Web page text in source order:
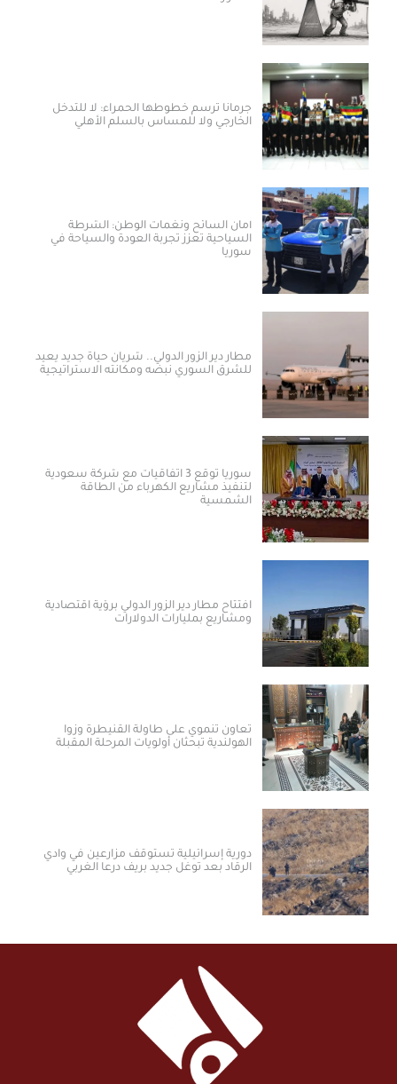
جرمانا ترسم خطوطها الحمراء: لا للتدخل
الخارجي ولا للمساس بالسلم الأهلي
أمان السائح ونغمات الوطن: الشرطة
السياحية تعزز تجربة العودة والسياحة في
مطار دير الزور الدولي.. شريان حياة جديد يعيد
للشرق السوري نبضه ومكانته الاستراتيجية
سوريا توقع 3 اتفاقيات مع شركة سعودية
لتنفيذ مشاريع الكهرباء من الطاقة
الشمسية
افتتاح مطار دير الزور الدولي برؤية اقتصادية
ومشاريع بمليارات الدولارات ​
تعاون تنموي على طاولة القنيطرة وزوا
الهولندية تبحثان أولويات المرحلة المقبلة
دورية إسرائيلية تستوقف مزارعين في وادي
الرقاد بعد توغل جديد بريف درعا الغربي